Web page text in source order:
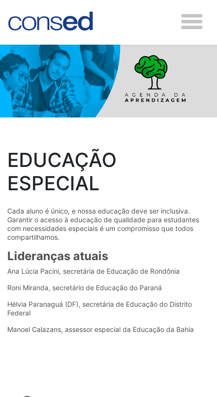
EDUCAÇÃO
ESPECIAL
Cada aluno é único, e nossa educação deve ser inclusiva.
Garantir o acesso à educação de qualidade para estudantes
com necessidades especiais é um compromisso que todos
compartilhamos.
Lideranças atuais
Ana Lúcia Pacini, secretária de Educação de Rondônia
Roni Miranda, secretário de Educação do Paraná
Hélvia Paranaguá (DF), secretária de Educação do Distrito
Federal
Manoel Calazans, assessor especial da Educação da Bahia